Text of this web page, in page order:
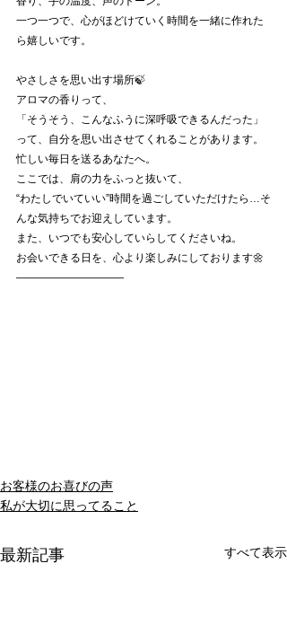
一つ一つで、心がほどけていく時間を一緒に作れた
ら嬉しいです。
やさしさを思い出す場所🍃
アロマの香りって、
「そうそう、こんなふうに深呼吸できるんだった」
って、自分を思い出させてくれることがあります。
忙しい毎日を送るあなたへ。
ここでは、肩の力をふっと抜いて、
“わたしでいていい”時間を過ごしていただけたら…そ
んな気持ちでお迎えしています。
また、いつでも安心していらしてくださいね。
お会いできる日を、心より楽しみにしております🌼
――――――――――
お客様のお喜びの声
私が大切に思ってること
最新記事 すべて表示